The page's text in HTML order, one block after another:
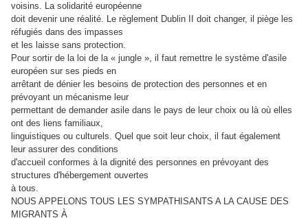
voisins. La solidarité européenne
doit devenir une réalité. Le règlement Dublin II doit changer, il piège les
réfugiés dans des impasses
et les laisse sans protection.
Pour sortir de la loi de la « jungle », il faut remettre le système d'asile
européen sur ses pieds en
arrêtant de dénier les besoins de protection des personnes et en
prévoyant un mécanisme leur
permettant de demander asile dans le pays de leur choix ou là où elles
ont des liens familiaux,
linguistiques ou culturels. Quel que soit leur choix, il faut également
leur assurer des conditions
d'accueil conformes à la dignité des personnes en prévoyant des
structures d'hébergement ouvertes
à tous.
NOUS APPELONS TOUS LES SYMPATHISANTS A LA CAUSE DES
MIGRANTS À